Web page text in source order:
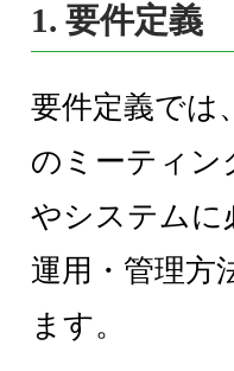
1. 要件定義
要件定義では
のミーティン
やシステムに
運用・管理方
ます。